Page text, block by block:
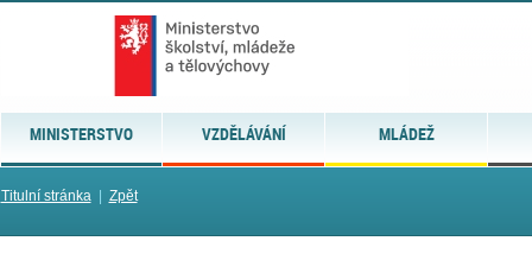
MINISTERSTVO VZDĚLÁVÁNÍ MLÁDEŽ
Titulní stránka| Zpět